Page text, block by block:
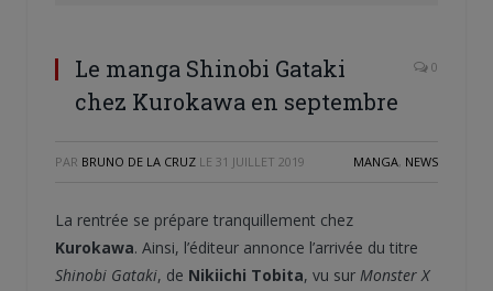
Le manga Shinobi Gataki
chez Kurokawa en septembre
0
PAR BRUNO DE LA CRUZ LE 31 JUILLET 2019 MANGA, NEWS
La rentrée se prépare tranquillement chez
Kurokawa. Ainsi, l’éditeur annonce l’arrivée du titre
Shinobi Gataki, de Nikiichi Tobita, vu sur Monster X